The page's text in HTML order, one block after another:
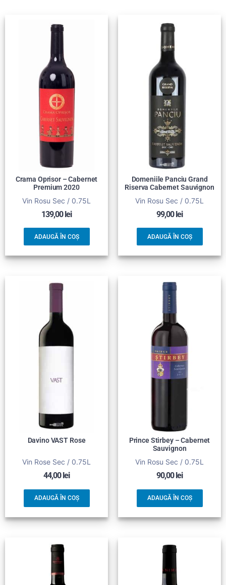
Crama Oprisor – Cabernet
Premium 2020
Vin Rosu Sec / 0.75L
139,00lei
ADAUGĂ ÎN COȘ
Domeniile Panciu Grand
Riserva Cabernet Sauvignon
Vin Rosu Sec / 0.75L
99,00lei
ADAUGĂ ÎN COȘ
Davino VAST Rose
Vin Rose Sec / 0.75L
44,00 lei
ADAUGĂ ÎN COȘ
Prince Stirbey – Cabernet
Sauvignon
Vin Rosu Sec / 0.75L
90,00 lei
ADAUGĂ ÎN COȘ